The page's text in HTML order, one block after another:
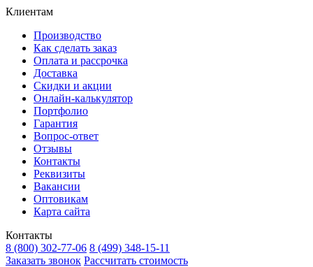
Клиентам
Производство
Как сделать заказ
Оплата и рассрочка
Доставка
Скидки и акции
Онлайн-калькулятор
Портфолио
Гарантия
Вопрос-ответ
Отзывы
Контакты
Реквизиты
Вакансии
Оптовикам
Карта сайта
Контакты
8 (800) 302-77-06 8 (499) 348-15-11
Заказать звонок Рассчитать стоимость